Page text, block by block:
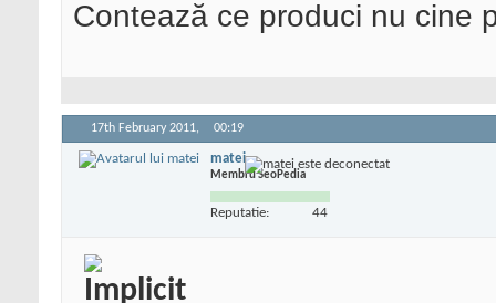
Contează ce produci nu cine
17th February 2011, 00:19
matei
Membru SeoPedia
Reputatie: 44